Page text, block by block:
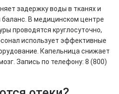
задержку воды в тканях и
В медицинском центре
проводятся круглосуточно,
использует эффективные
Капельница снижает
Запись по телефону: 8 (800)